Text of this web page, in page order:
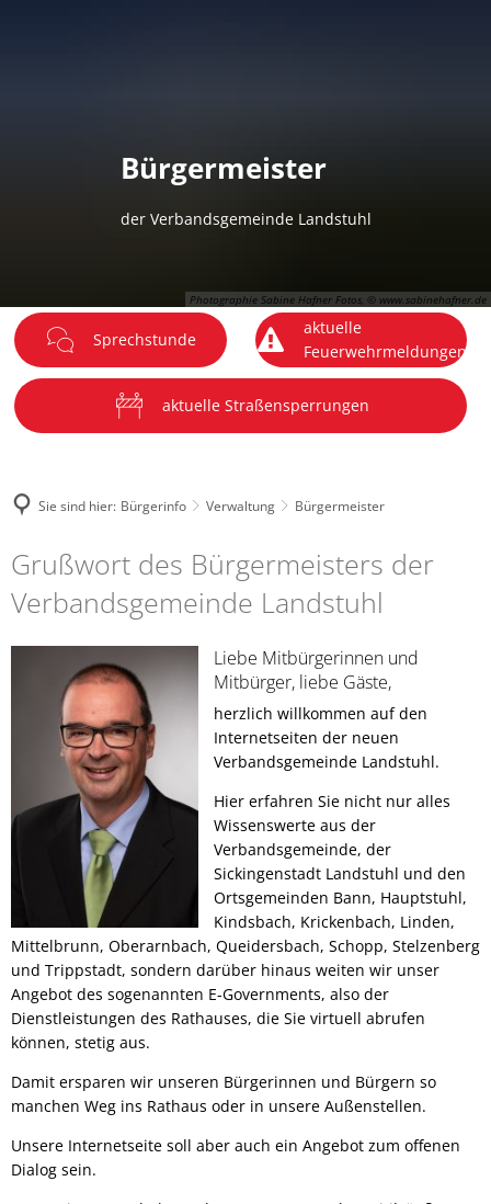
Photographie Sabine Hafner Fotos, © www.sabinehafner.de
Bürgermeister
der Verbandsgemeinde Landstuhl
Sprechstunde
aktuelle
Feuerwehrmeldungen
aktuelle Straßensperrungen
Sie sind hier: Bürgerinfo Verwaltung Bürgermeister
Bürgermeister
Grußwort des Bürgermeisters der
Verbandsgemeinde Landstuhl
Liebe Mitbürgerinnen und
Mitbürger, liebe Gäste,
herzlich willkommen auf den
Internetseiten der neuen
Verbandsgemeinde Landstuhl.
Hier erfahren Sie nicht nur alles
Wissenswerte aus der
Verbandsgemeinde, der
Sickingenstadt Landstuhl und den
Ortsgemeinden Bann, Hauptstuhl,
Kindsbach, Krickenbach, Linden,
Mittelbrunn, Oberarnbach, Queidersbach, Schopp, Stelzenberg
und Trippstadt, sondern darüber hinaus weiten wir unser
Angebot des sogenannten E-Governments, also der
Dienstleistungen des Rathauses, die Sie virtuell abrufen
können, stetig aus.
Damit ersparen wir unseren Bürgerinnen und Bürgern so
manchen Weg ins Rathaus oder in unsere Außenstellen.
Unsere Internetseite soll aber auch ein Angebot zum offenen
Dialog sein.